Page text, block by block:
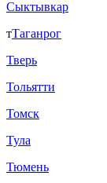
Сыктывкар
тТаганрог
Тверь
Тольятти
Томск
Тула
Тюмень